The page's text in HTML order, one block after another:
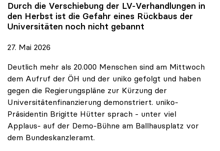
Durch die Verschiebung der LV-Verhandlungen in
den Herbst ist die Gefahr eines Rückbaus der
Universitäten noch nicht gebannt
27. Mai 2026
Deutlich mehr als 20.000 Menschen sind am Mittwoch
dem Aufruf der ÖH und der uniko gefolgt und haben
gegen die Regierungspläne zur Kürzung der
Universitätenfinanzierung demonstriert. uniko-
Präsidentin Brigitte Hütter sprach - unter viel
Applaus- auf der Demo-Bühne am Ballhausplatz vor
dem Bundeskanzleramt.